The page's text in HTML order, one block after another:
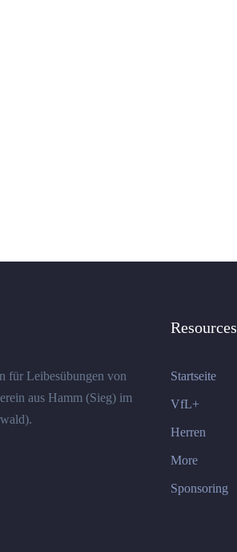
für Leibesübungen von
aus Hamm (Sieg) im
Resources
Startseite
VfL+
Herren
More
Sponsoring